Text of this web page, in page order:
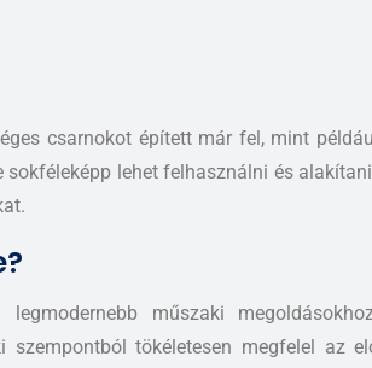
csarnokot épített már fel, mint
lehet felhasználni és
műszaki
tökéletesen megfelel az